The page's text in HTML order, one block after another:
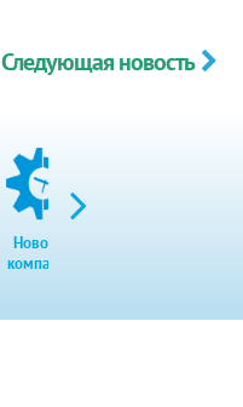
Следующая новость
Новости
компании